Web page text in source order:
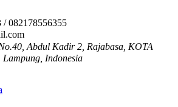
/ 082178556355
Abdul Kadir 2, Rajabasa, KOTA
Indonesia